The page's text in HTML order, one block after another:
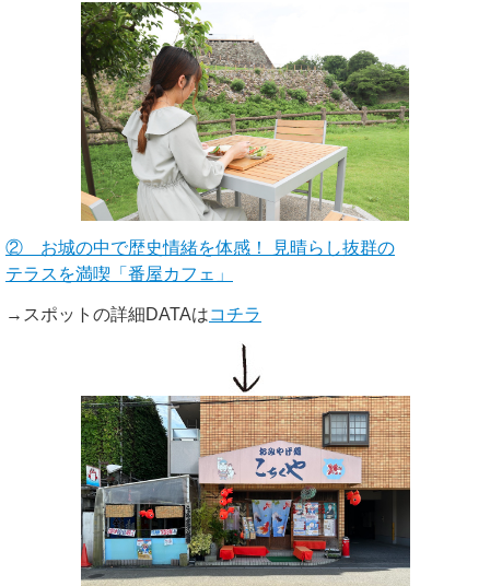
② お城の中で歴史情緒を体感！ 見晴らし抜群の
テラスを満喫「番屋カフェ」
→スポットの詳細DATAはコチラ